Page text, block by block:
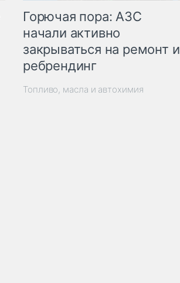
Горючая пора: АЗС
начали активно
закрываться на ремонт и
ребрендинг
Топливо, масла и автохимия